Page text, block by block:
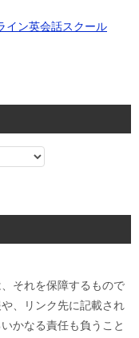
イン英会話スクール
それを保障するもので
、リンク先に記載され
かなる責任も負うこと